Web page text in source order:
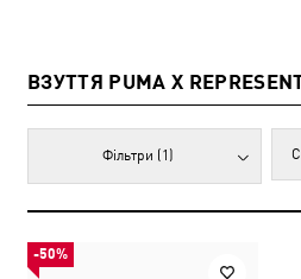
ВЗУТТЯ PUMA X
Фільтри (1)
-50%